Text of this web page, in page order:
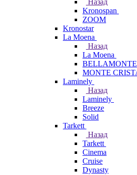
Назад
Kronospan
ZOOM
Kronostar
La Moena
Назад
La Moena
BELLAMONTE
MONTE
Laminely
Назад
Laminely
Breeze
Solid
Tarkett
Назад
Tarkett
Cinema
Cruise
Dynasty